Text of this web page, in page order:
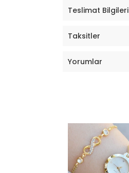
Teslimat Bilgileri
Taksitler
Yorumlar